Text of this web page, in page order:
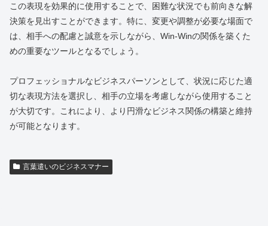
この表現を効果的に使用することで、困難な状況でも前向きな解
決策を見出すことができます。特に、変更や調整が必要な場面で
は、相手への配慮と誠意を示しながら、Win-Winの関係を築くた
めの重要なツールとなるでしょう。
プロフェッショナルなビジネスパーソンとして、状況に応じた適
切な表現方法を選択し、相手の立場を考慮しながら使用すること
が大切です。これにより、より円滑なビジネス関係の構築と維持
が可能となります。
言葉遣いのビジネスマナー